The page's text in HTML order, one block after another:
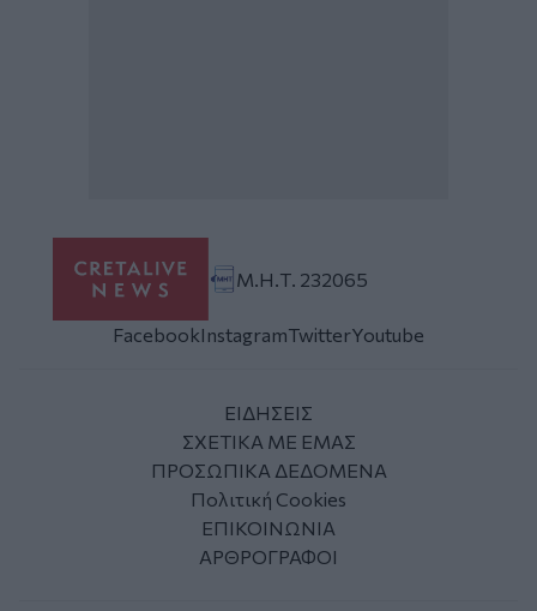
Μ.Η.Τ. 232065
FacebookInstagramTwitterYoutube
ΕΙΔΗΣΕΙΣ
ΣΧΕΤΙΚΑ ΜΕ ΕΜΑΣ
ΠΡΟΣΩΠΙΚΑ ΔΕΔΟΜΕΝΑ
Πολιτική Cookies
ΕΠΙΚΟΙΝΩΝΙΑ
ΑΡΘΡΟΓΡΑΦΟΙ